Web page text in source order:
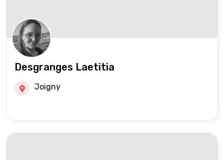
réseau Iad France et Iad Deutschland Inter agence
Desgranges Laetitia
Joigny